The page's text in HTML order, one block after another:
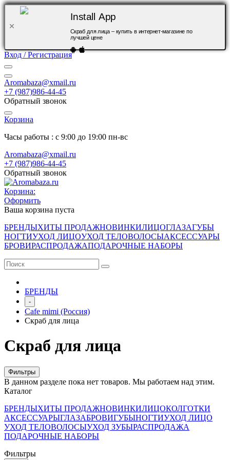
Install App
Скраб для лица – купить в интернет-магазине по
лучшей цене
Вход / Регистрация
Aromabaza@xmail.ru
+7 (987)986-44-45
Обратный звонок
Корзина
Часы работы : с 9:00 до 19:00 пн-вс
Aromabaza@xmail.ru
+7 (987)986-44-45
Обратный звонок
Корзина:
Оформить
Ваша корзина пуста
БРЕНДЫХИТЫ ПРОДАЖНОВИНКИЛИЦОГЛАЗАГУБЫ
НОГТИУХОД ЛИЦОУХОД ТЕЛОВОЛОСЫАКСЕССУАРЫ
БРОВИРАСПРОДАЖАПОДАРОЧНЫЕ НАБОРЫ
БРЕНДЫ
-
Cafe mimi (Россия)
Скраб для лица
Скраб для лица
Фильтры
В данном разделе пока нет товаров. Мы работаем над этим.
Каталог
БРЕНДЫХИТЫ ПРОДАЖНОВИНКИЛИЦОКОЛГОТКИ
АКСЕССУАРЫГЛАЗАБРОВИГУБЫНОГТИУХОД ЛИЦО
УХОД ТЕЛОВОЛОСЫУХОД ЗУБЫРАСПРОДАЖА
ПОДАРОЧНЫЕ НАБОРЫ
Фильтры